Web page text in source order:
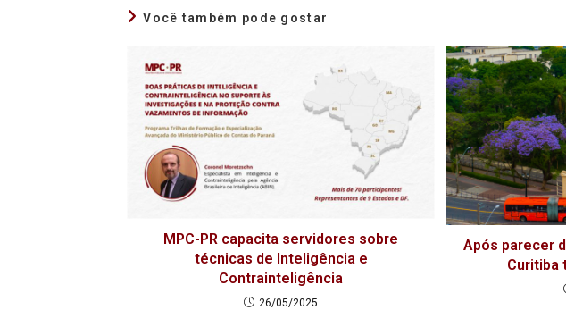
Você também pode gostar
MPC-PR capacita servidores sobre
técnicas de Inteligência e
Contrainteligência
26/05/2025
Após parecer
Curitiba